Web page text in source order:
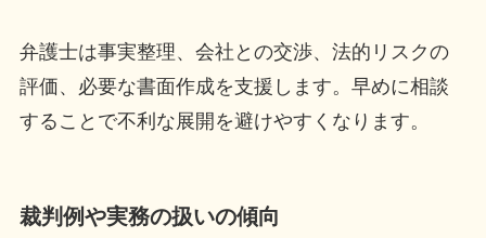
弁護士は事実整理、会社との交渉、法的リスクの
評価、必要な書面作成を支援します。早めに相談
することで不利な展開を避けやすくなります。
裁判例や実務の扱いの傾向